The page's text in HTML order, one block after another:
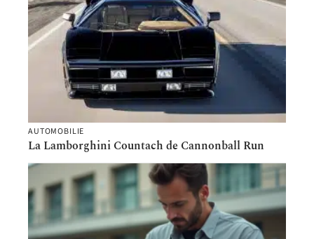
AUTOMOBILIE
La Lamborghini Countach de Cannonball Run